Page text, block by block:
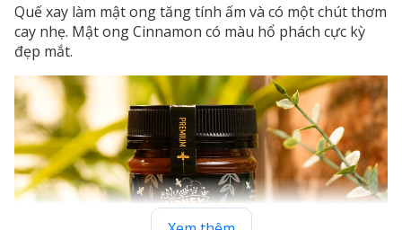
Quế xay làm mật ong tăng tính ấm và có một chút thơm
cay nhẹ. Mật ong Cinnamon có màu hổ phách cực kỳ
đẹp mắt.